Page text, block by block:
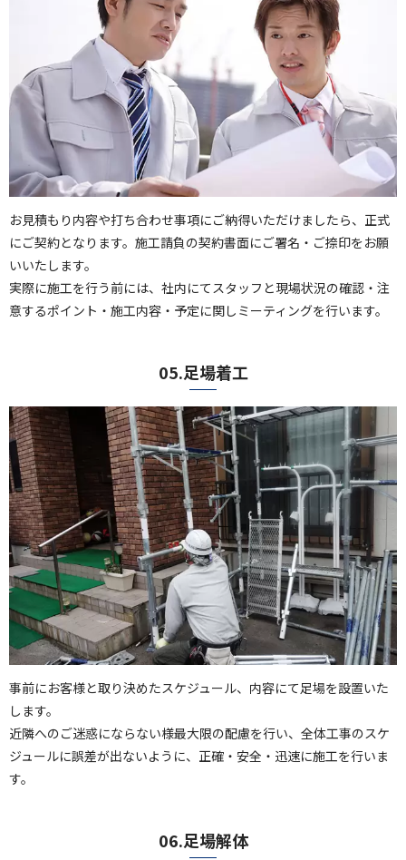
お見積もり内容や打ち合わせ事項にご納得いただけましたら、正式
にご契約となります。施工請負の契約書面にご署名・ご捺印をお願
いいたします。
実際に施工を行う前には、社内にてスタッフと現場状況の確認・注
意するポイント・施工内容・予定に関しミーティングを行います。
05.足場着工
事前にお客様と取り決めたスケジュール、内容にて足場を設置いた
します。
近隣へのご迷惑にならない様最大限の配慮を行い、全体工事のスケ
ジュールに誤差が出ないように、正確・安全・迅速に施工を行いま
す。
06.足場解体